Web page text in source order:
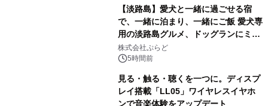
【淡路島】愛犬と一緒に過ごせる宿
で、一緒に泊まり、一緒にご飯 愛犬専
用の淡路島グルメ、ドッグランにミニ
プール グランピングとトレーラーハウ
スの2施設で
株式会社ぷらど
5時間前
見る・触る・聴くを一つに。ディスプ
レイ搭載「LL05」ワイヤレスイヤホ
ンで音楽体験をアップデート